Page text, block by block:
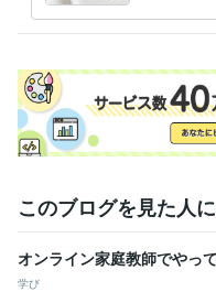
ビジネス・クリエイティブ
得意分野
学習指導・資格・キャリア相
講座 作文力のアップに！「
中学受験 中学受検 受験
学歴
同志社大学
このブログを見た人
オンライン家庭教師でやっ
学び